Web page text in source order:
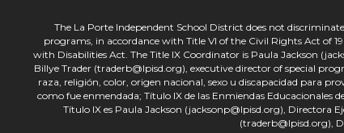
The La Porte Independent School District does not
programs, in accordance with Title VI of the Civil Rights Act of
with Disabilities Act. The Title IX Coordinator is Paula Jackson
Billye Trader (traderb@lpisd.org), executive director of special
raza, religión, color, origen nacional, sexo u discapacidad para
como fue enmendada; Título IX de las Enmiendas Educacionales
Título IX es Paula Jackson (jacksonp@lpisd.org), Directora
(traderb@lpisd.org),